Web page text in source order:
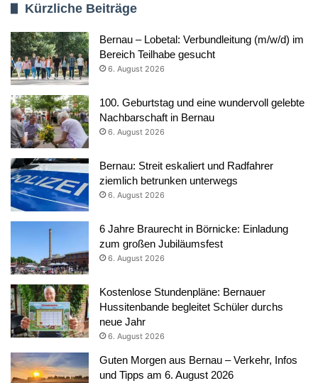
Kürzliche Beiträge
Bernau – Lobetal: Verbundleitung (m/w/d) im
Bereich Teilhabe gesucht
6. August 2026
100. Geburtstag und eine wundervoll gelebte
Nachbarschaft in Bernau
6. August 2026
Bernau: Streit eskaliert und Radfahrer
ziemlich betrunken unterwegs
6. August 2026
6 Jahre Braurecht in Börnicke: Einladung
zum großen Jubiläumsfest
6. August 2026
Kostenlose Stundenpläne: Bernauer
Hussitenbande begleitet Schüler durchs
neue Jahr
6. August 2026
Guten Morgen aus Bernau – Verkehr, Infos
und Tipps am 6. August 2026